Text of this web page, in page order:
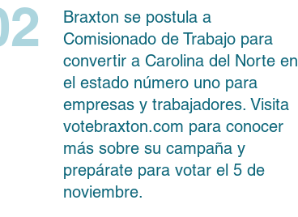
Braxton se postula a
Comisionado de Trabajo para
convertir a Carolina del Norte en
el estado número uno para
empresas y trabajadores. Visita
votebraxton.com para conocer
más sobre su campaña y
prepárate para votar el 5 de
noviembre.